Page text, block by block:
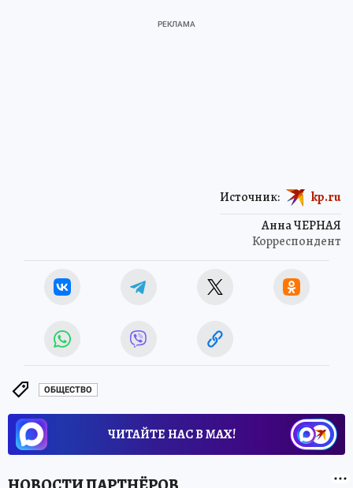
Анна ЧЕРНАЯ
Корреспондент
Источник: kp.ru
ОБЩЕСТВО
ЧИТАЙТЕ НАС В МАХ!